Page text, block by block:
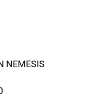
NEMESIS